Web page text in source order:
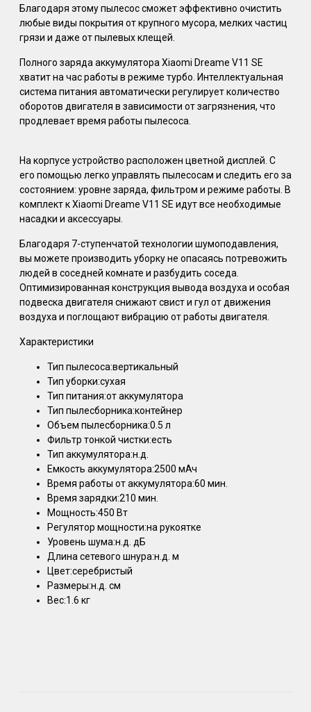
Благодаря этому пылесос сможет эффективно очистить
любые виды покрытия от крупного мусора, мелких частиц
грязи и даже от пылевых клещей.
Полного заряда аккумулятора Xiaomi Dreame V11 SE
хватит на час работы в режиме турбо. Интеллектуальная
система питания автоматически регулирует количество
оборотов двигателя в зависимости от загрязнения, что
продлевает время работы пылесоса.
На корпусе устройство расположен цветной дисплей. С
его помощью легко управлять пылесосам и следить его за
состоянием: уровне заряда, фильтром и режиме работы. В
комплект к Xiaomi Dreame V11 SE идут все необходимые
насадки и аксессуары.
Благодаря 7-ступенчатой технологии шумоподавления,
вы можете производить уборку не опасаясь потревожить
людей в соседней комнате и разбудить соседа.
Оптимизированная конструкция вывода воздуха и особая
подвеска двигателя снижают свист и гул от движения
воздуха и поглощают вибрацию от работы двигателя.
Характеристики
Тип пылесоса:вертикальный
Тип уборки:сухая
Тип питания:от аккумулятора
Тип пылесборника:контейнер
Объем пылесборника:0.5 л
Фильтр тонкой чистки:есть
Тип аккумулятора:н.д.
Емкость аккумулятора:2500 мАч
Время работы от аккумулятора:60 мин.
Время зарядки:210 мин.
Мощность:450 Вт
Регулятор мощности:на рукоятке
Уровень шума:н.д. дБ
Длина сетевого шнура:н.д. м
Цвет:серебристый
Размеры:н.д. см
Вес:1.6 кг